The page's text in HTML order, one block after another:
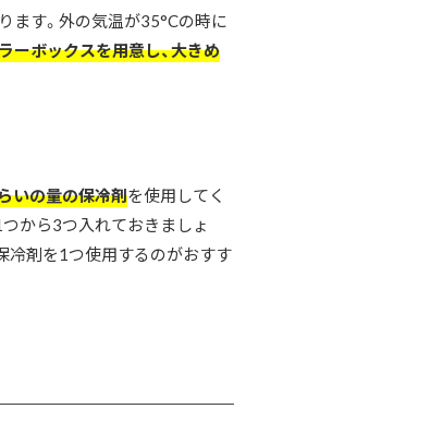
ます。外の気温が35°Cの時に
ーボックスを用意し、大きめ
いの量の保冷剤を使用してく
から3つ入れておきましょ
冷剤を1つ使用するのがおすす